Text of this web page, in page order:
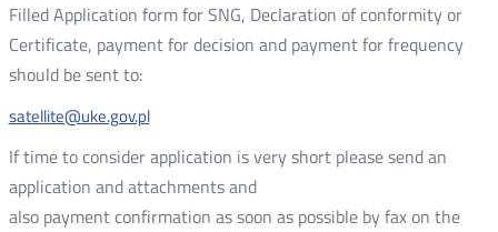
Filled Application form for SNG, Declaration of conformity or
Certificate, payment for decision and payment for frequency
should be sent to:
satellite@uke.gov.pl
If time to consider application is very short please send an
application and attachments and
also payment confirmation as soon as possible by fax on the